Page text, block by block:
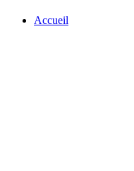
Accueil